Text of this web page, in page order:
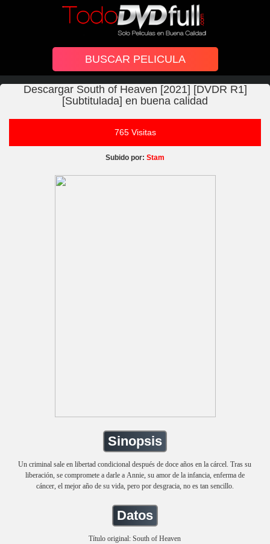
Descargar South of Heaven [2021] [DVDR R1]
[Subtitulada] en buena calidad
765 Visitas
Subido por: Stam
Sinopsis
Un criminal sale en libertad condicional después de doce años en la cárcel. Tras su
liberación, se compromete a darle a Annie, su amor de la infancia, enferma de
cáncer, el mejor año de su vida, pero por desgracia, no es tan sencillo.
Datos
Título original: South of Heaven